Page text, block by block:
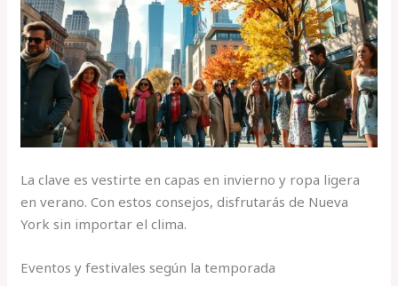
La clave es vestirte en capas en invierno y ropa ligera
en verano. Con estos consejos, disfrutarás de Nueva
York sin importar el clima.
Eventos y festivales según la temporada